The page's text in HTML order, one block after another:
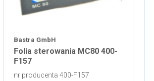
Bastra GmbH
Folia sterowania MC80 400-
F157
nr producenta 400-F157